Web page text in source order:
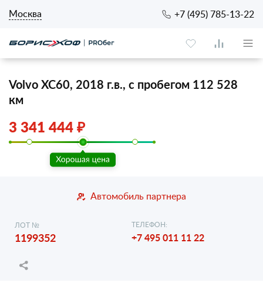
Москва +7 (495) 785-13-22
Volvo XC60, 2018 г.в., с пробегом 112 528
км
3 341 444 ₽
Автомобиль партнера
ЛОТ №
1199352
ТЕЛЕФОН:
+7 495 011 11 22